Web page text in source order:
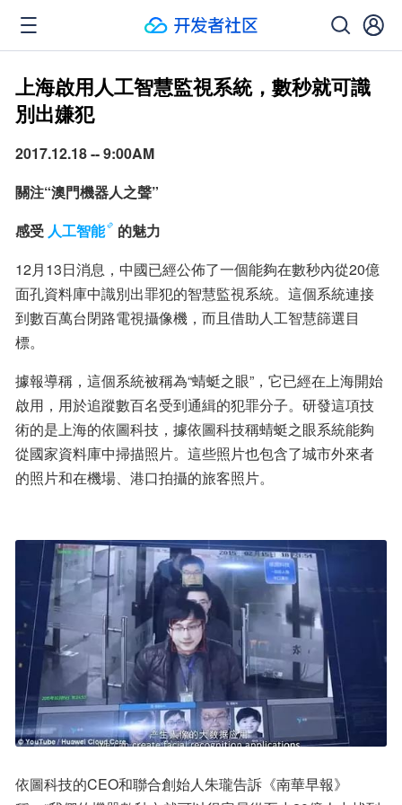
上海啟用人工智慧監視系統，數秒就可識
別出嫌犯
2017.12.18 -- 9:00AM
關注“澳門機器人之聲”
感受 人工智能
的魅力
12月13日消息，中國已經公佈了一個能夠在數秒內從20億
面孔資料庫中識別出罪犯的智慧監視系統。這個系統連接
到數百萬台閉路電視攝像機，而且借助人工智慧篩選目
標。
據報導稱，這個系統被稱為“蜻蜓之眼”，它已經在上海開始
啟用，用於追蹤數百名受到通緝的犯罪分子。研發這項技
術的是上海的依圖科技，據依圖科技稱蜻蜓之眼系統能夠
從國家資料庫中掃描照片。這些照片也包含了城市外來者
的照片和在機場、港口拍攝的旅客照片。
依圖科技的CEO和聯合創始人朱瓏告訴《南華早報》